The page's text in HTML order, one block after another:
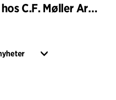
Ny avdelningschef hos C.F. Møller Architects i Köpenhamn